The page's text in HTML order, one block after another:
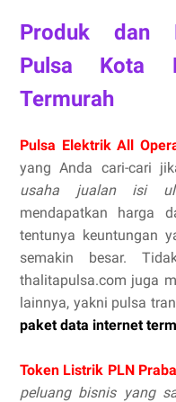
Produk dan
Pulsa Kota
Termurah
Pulsa Elektrik All
yang Anda cari-cari
usaha jualan isi
mendapatkan harga
tentunya keuntungan
semakin besar.
thalitapulsa.com juga
lainnya, yakni pulsa
paket data internet
Token Listrik PLN
peluang bisnis yang